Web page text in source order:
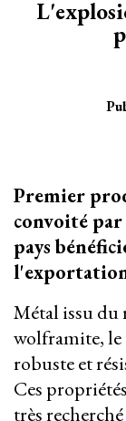
Premier
convoité
pays
Métal issu du
wolframite, le
robuste et
Ces
très